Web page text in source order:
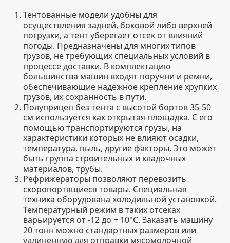
Тентованные модели удобны для
осуществления задней, боковой либо верхней
погрузки, а тент уберегает отсек от влияний
погоды. Предназначены для многих типов
грузов, не требующих специальных условий в
процессе доставки. В комплектацию
большинства машин входят поручни и ремни,
обеспечивающие надежное крепление хрупких
грузов, их сохранность в пути.
Полуприцеп без тента с высотой бортов 35-50
см используется как открытая площадка. С его
помощью транспортируются грузы, на
характеристики которых не влияют осадки,
температура, пыль, другие факторы. Это может
быть группа строительных и кладочных
материалов, трубы.
Рефрижераторы позволяют перевозить
скоропортящиеся товары. Специальная
техника оборудована холодильной установкой.
Температурный режим в таких отсеках
варьируется от -12 до + 10°С. Заказать машину
20 тонн можно стандартных размеров или
удлиненную для отправки мясомолочной